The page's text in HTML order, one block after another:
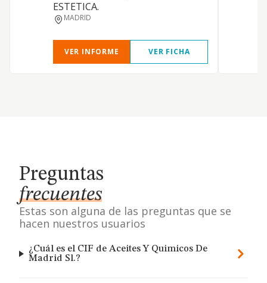
ESTETICA.
MADRID
VER INFORME VER FICHA
Preguntas
frecuentes
Estas son alguna de las preguntas que se
hacen nuestros usuarios
¿Cuál es el CIF de Aceites Y Quimicos De
Madrid Sl.?